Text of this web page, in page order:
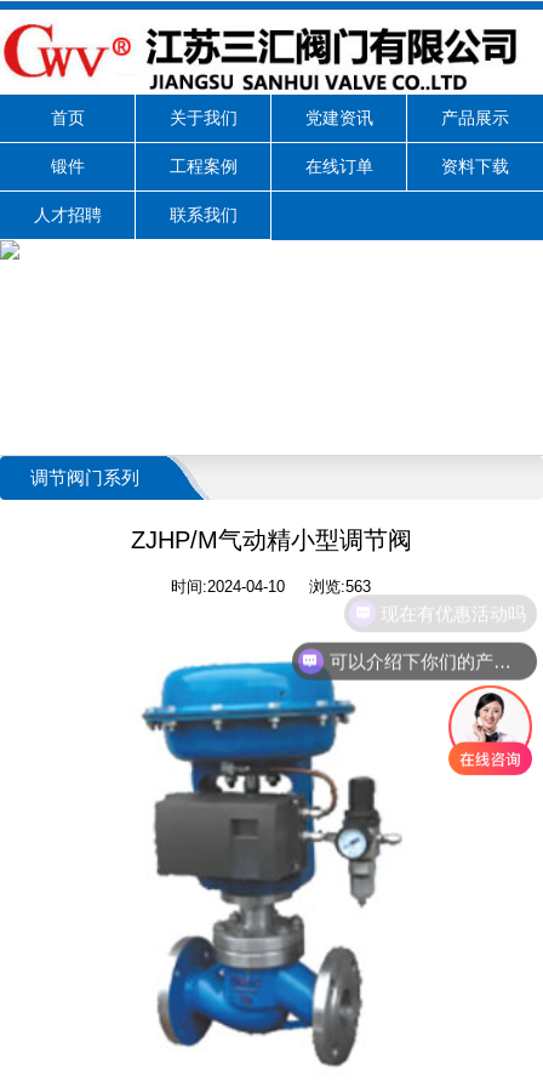
首页 关于我们 党建资讯 产品展示
锻件 工程案例 在线订单 资料下载
人才招聘 联系我们
调节阀门系列
ZJHP/M气动精小型调节阀
时间:2024-04-10 浏览:563
可以介绍下你们的产品么
现在有优惠活动吗